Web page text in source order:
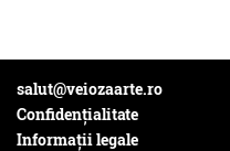
salut@veiozaarte.ro
Confidențialitate
Informații legale